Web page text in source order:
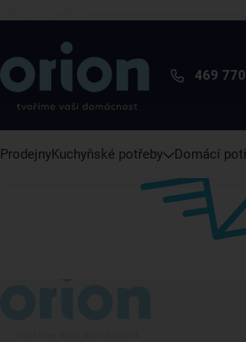
469
ProdejnyKuchyňské potřeby Domácí